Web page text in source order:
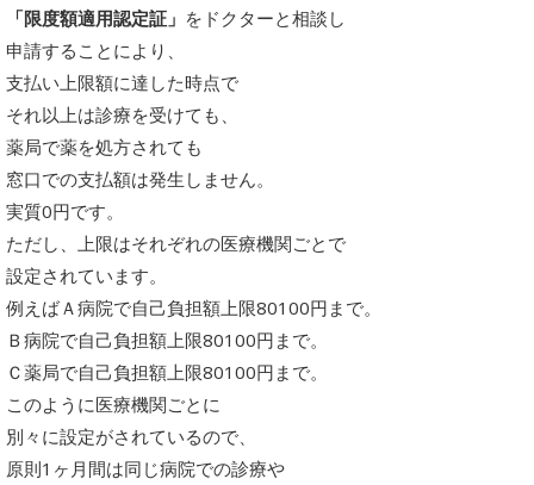
「限度額適用認定証」 をドクターと相談し
申請することにより、
支払い上限額に達した時点で
それ以上は診療を受けても、
薬局で薬を処方されても
窓口での支払額は発生しません。
実質0円です。
ただし、上限はそれぞれの医療機関ごとで
設定されています。
例えばＡ病院で自己負担額上限80100円まで。
Ｂ病院で自己負担額上限80100円まで。
Ｃ薬局で自己負担額上限80100円まで。
このように医療機関ごとに
別々に設定がされているので、
原則1ヶ月間は同じ病院での診療や